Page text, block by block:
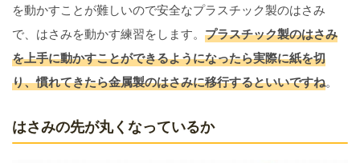
を動かすことが難しいので安全なプラスチック製のはさみ
で、はさみを動かす練習をします。 プラスチック製のはさみ
を上手に動かすことができるようになったら実際に紙を切
り、慣れてきたら金属製のはさみに移行するといいですね。
はさみの先が丸くなっているか